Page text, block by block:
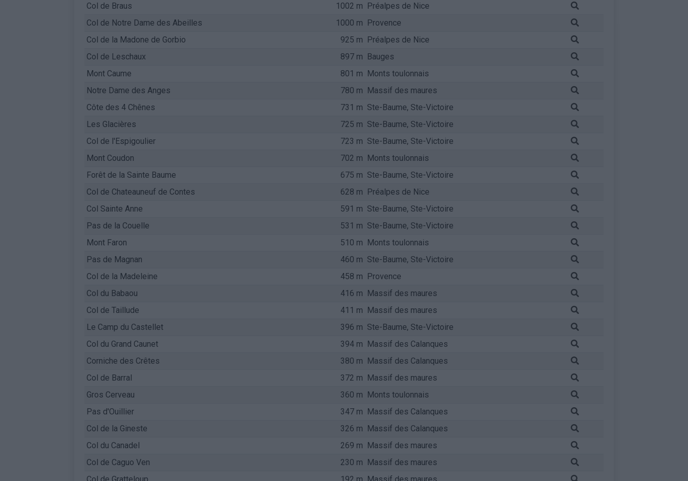
Col de Braus
1002 m Préalpes de Nice
Col de Notre Dame des Abeilles
1000 m Provence
Col de la Madone de Gorbio
925 m Préalpes de Nice
Col de Leschaux
897 m Bauges
Mont Caume
801 m Monts toulonnais
Notre Dame des Anges
780 m Massif des maures
Côte des 4 Chênes
731 m Ste-Baume, Ste-Victoire
Les Glacières
725 m Ste-Baume, Ste-Victoire
Col de l'Espigoulier
723 m Ste-Baume, Ste-Victoire
Mont Coudon
702 m Monts toulonnais
Forêt de la Sainte Baume
675 m Ste-Baume, Ste-Victoire
Col de Chateauneuf de Contes
628 m Préalpes de Nice
Col Sainte Anne
591 m Ste-Baume, Ste-Victoire
Pas de la Couelle
531 m Ste-Baume, Ste-Victoire
Mont Faron
510 m Monts toulonnais
Pas de Magnan
460 m Ste-Baume, Ste-Victoire
Col de la Madeleine
458 m Provence
Col du Babaou
416 m Massif des maures
Col de Taillude
411 m Massif des maures
Le Camp du Castellet
396 m Ste-Baume, Ste-Victoire
Col du Grand Caunet
394 m Massif des Calanques
Corniche des Crêtes
380 m Massif des Calanques
Col de Barral
372 m Massif des maures
Gros Cerveau
360 m Monts toulonnais
Pas d'Ouillier
347 m Massif des Calanques
Col de la Gineste
326 m Massif des Calanques
Col du Canadel
269 m Massif des maures
Col de Caguo Ven
230 m Massif des maures